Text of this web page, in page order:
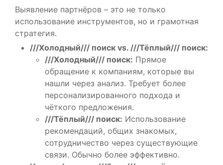
Выявление партнёров – это не только
использование инструментов, но и грамотная
стратегия.
///Холодный/// поиск vs. ///Тёплый/// поиск:
///Холодный/// поиск: Прямое
обращение к компаниям, которые вы
нашли через анализ. Требует более
персонализированного подхода и
чёткого предложения.
///Тёплый/// поиск: Использование
рекомендаций, общих знакомых,
сотрудничество через существующие
связи. Обычно более эффективно.